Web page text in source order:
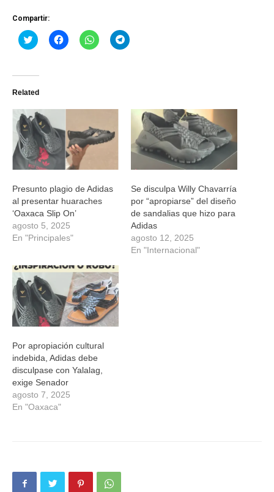
Compartir:
Haz
clic
Twitter
abre
una
ventana
nueva)
Haz
clic
una
nueva)
Haz
clic
una
nueva)
Haz
clic
una
ventana
nueva)
Related
Presunto plagio de Adidas
al presentar huaraches
‘Oaxaca Slip On’
agosto 5, 2025
En "Principales"
Se disculpa Willy Chavarría
por “apropiarse” del diseño
de sandalias que hizo para
Adidas
agosto 12, 2025
En "Internacional"
Por apropiación cultural
indebida, Adidas debe
disculpase con Yalalag,
exige Senador
agosto 7, 2025
En "Oaxaca"